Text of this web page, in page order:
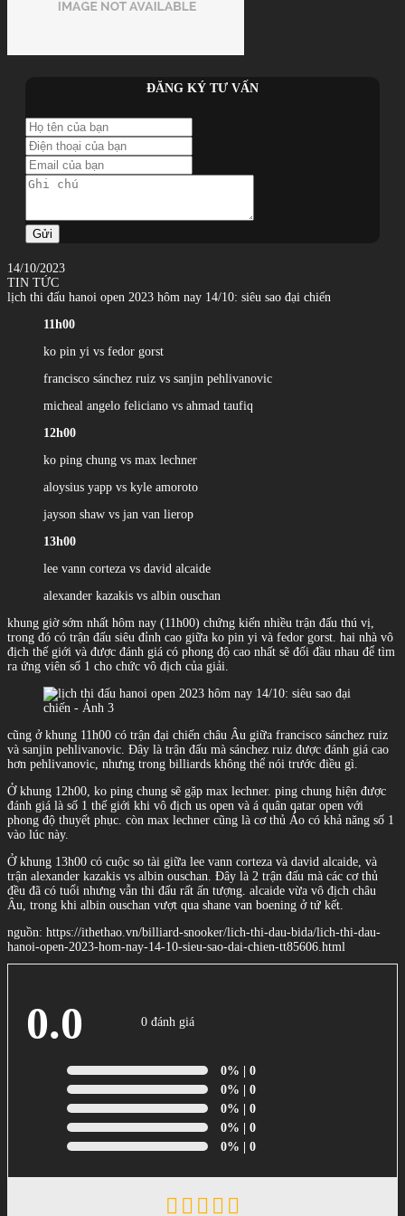
ĐĂNG KÝ TƯ VẤN
Gửi
14/10/2023
TIN TỨC
lịch thi đấu hanoi open 2023 hôm nay 14/10: siêu sao đại chiến
11h00
ko pin yi vs fedor gorst
francisco sánchez ruiz vs sanjin pehlivanovic
micheal angelo feliciano vs ahmad taufiq
12h00
ko ping chung vs max lechner
aloysius yapp vs kyle amoroto
jayson shaw vs jan van lierop
13h00
lee vann corteza vs david alcaide
alexander kazakis vs albin ouschan
khung giờ sớm nhất hôm nay (11h00) chứng kiến nhiều trận đấu thú vị,
trong đó có trận đấu siêu đỉnh cao giữa ko pin yi và fedor gorst. hai nhà vô
địch thế giới và được đánh giá có phong độ cao nhất sẽ đối đầu nhau để tìm
ra ứng viên số 1 cho chức vô địch của giải.
cũng ở khung 11h00 có trận đại chiến châu Âu giữa francisco sánchez ruiz
và sanjin pehlivanovic. Đây là trận đấu mà sánchez ruiz được đánh giá cao
hơn pehlivanovic, nhưng trong billiards không thể nói trước điều gì.
Ở khung 12h00, ko ping chung sẽ gặp max lechner. ping chung hiện được
đánh giá là số 1 thế giới khi vô địch us open và á quân qatar open với
phong độ thuyết phục. còn max lechner cũng là cơ thủ Áo có khả năng số 1
vào lúc này.
Ở khung 13h00 có cuộc so tài giữa lee vann corteza và david alcaide, và
trận alexander kazakis vs albin ouschan. Đây là 2 trận đấu mà các cơ thủ
đều đã có tuổi nhưng vẫn thi đấu rất ấn tượng. alcaide vừa vô địch châu
Âu, trong khi albin ouschan vượt qua shane van boening ở tứ kết.
nguồn: https://ithethao.vn/billiard-snooker/lich-thi-dau-bida/lich-thi-dau-
hanoi-open-2023-hom-nay-14-10-sieu-sao-dai-chien-tt85606.html
0.0 0 đánh giá
0% | 0
0% | 0
0% | 0
0% | 0
0% | 0